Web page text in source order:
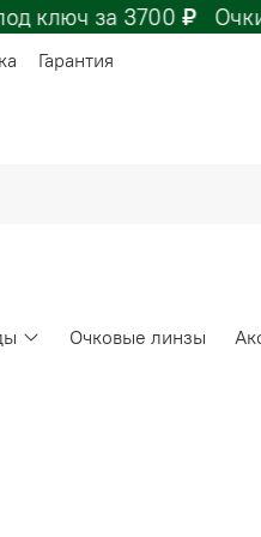
ключ за 3700₽Очки
Гарантия
Очковые линзы